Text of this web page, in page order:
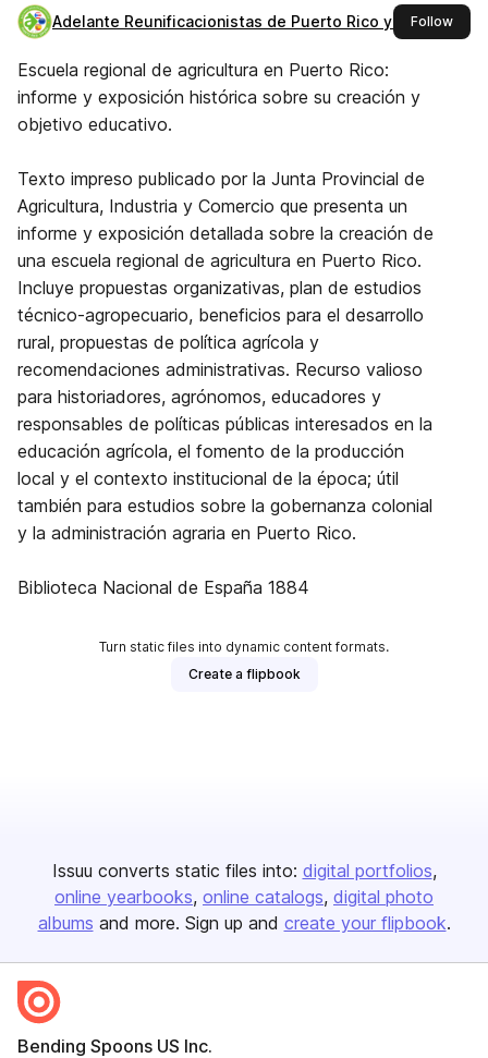
Adelante Reunificacionistas de Puerto Rico y España
Followthis
Escuela regional de agricultura en Puerto Rico:
informe y exposición histórica sobre su creación y
objetivo educativo.
Texto impreso publicado por la Junta Provincial de
Agricultura, Industria y Comercio que presenta un
informe y exposición detallada sobre la creación de
una escuela regional de agricultura en Puerto Rico.
Incluye propuestas organizativas, plan de estudios
técnico-agropecuario, beneficios para el desarrollo
rural, propuestas de política agrícola y
recomendaciones administrativas. Recurso valioso
para historiadores, agrónomos, educadores y
responsables de políticas públicas interesados en la
educación agrícola, el fomento de la producción
local y el contexto institucional de la época; útil
también para estudios sobre la gobernanza colonial
y la administración agraria en Puerto Rico.
Biblioteca Nacional de España 1884
Turn static files into dynamic content formats.
Create a flipbook
Issuu converts static files into: digital portfolios
online yearbooks online catalogs digital photo
albums and more. Sign up and create your flipbook.
Bending Spoons US Inc.